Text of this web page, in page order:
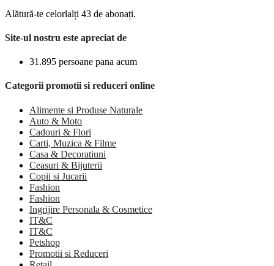
Alătură-te celorlalți 43 de abonați.
Site-ul nostru este apreciat de
31.895 persoane pana acum
Categorii promotii si reduceri online
Alimente si Produse Naturale
Auto & Moto
Cadouri & Flori
Carti, Muzica & Filme
Casa & Decoratiuni
Ceasuri & Bijuterii
Copii si Jucarii
Fashion
Fashion
Ingrijire Personala & Cosmetice
IT&C
IT&C
Petshop
Promotii si Reduceri